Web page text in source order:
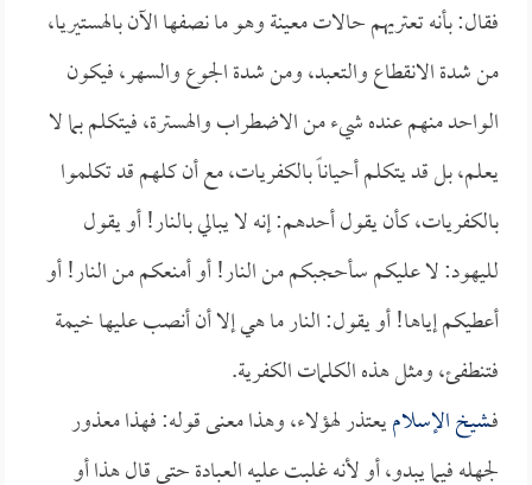
فقال: بأنه تعتريهم حالات معينة وهو ما نصفها الآن بالهستيريا،
من شدة الانقطاع والتعبد، ومن شدة الجوع والسهر، فيكون
الواحد منهم عنده شيء من الاضطراب والهسترة، فيتكلم بما لا
يعلم، بل قد يتكلم أحياناً بالكفريات، مع أن كلهم قد تكلموا
بالكفريات، كأن يقول أحدهم: إنه لا يبالي بالنار! أو يقول
لليهود: لا عليكم سأحجبكم من النار! أو أمنعكم من النار! أو
أعطيكم إياها! أو يقول: النار ما هي إلا أن أنصب عليها خيمة
فتنطفئ، ومثل هذه الكلمات الكفرية.
فـشيخ الإسلاميعتذر لهؤلاء، وهذا معنى قوله: فهذا معذور
لجهله فيما يبدو، أو لأنه غلبت عليه العبادة حتى قال هذا أو